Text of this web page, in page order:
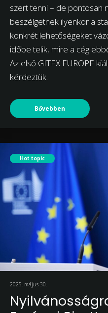
szert tenni – de pontosan
beszélgetnek ilyenkor a
konkrét lehetőségeket
időbe telik, mire a cég
Az első GITEX EUROPE
kérdeztük.
Bővebben
Hot topic
2025. május 30.